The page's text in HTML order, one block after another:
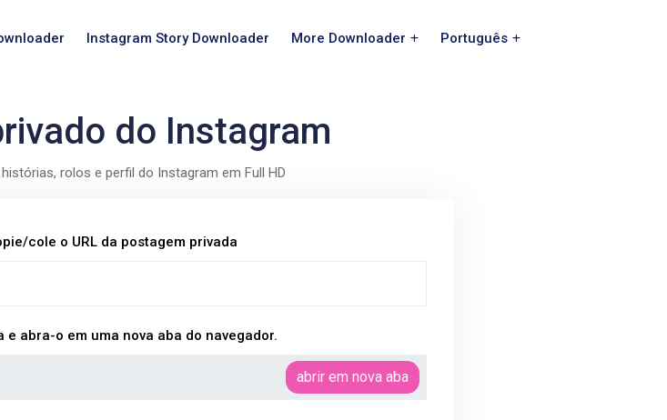
Instagram Story Downloader More Downloader Português
do Instagram
rolos e perfil do Instagram em Full HD
cole o URL da postagem privada
abra-o em uma nova aba do navegador.
abrir em nova aba